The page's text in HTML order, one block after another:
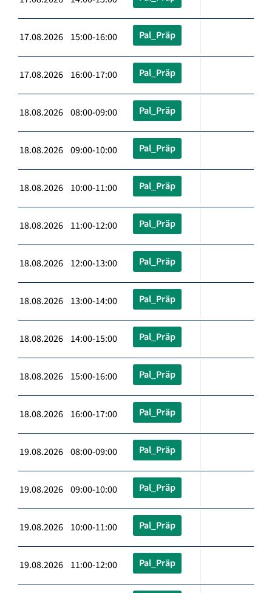
17.08.2026 15:00-16:00 Pal_Präp
17.08.2026 16:00-17:00 Pal_Präp
18.08.2026 08:00-09:00 Pal_Präp
18.08.2026 09:00-10:00 Pal_Präp
18.08.2026 10:00-11:00 Pal_Präp
18.08.2026 11:00-12:00 Pal_Präp
18.08.2026 12:00-13:00 Pal_Präp
18.08.2026 13:00-14:00 Pal_Präp
18.08.2026 14:00-15:00 Pal_Präp
18.08.2026 15:00-16:00 Pal_Präp
18.08.2026 16:00-17:00 Pal_Präp
19.08.2026 08:00-09:00 Pal_Präp
19.08.2026 09:00-10:00 Pal_Präp
19.08.2026 10:00-11:00 Pal_Präp
19.08.2026 11:00-12:00 Pal_Präp